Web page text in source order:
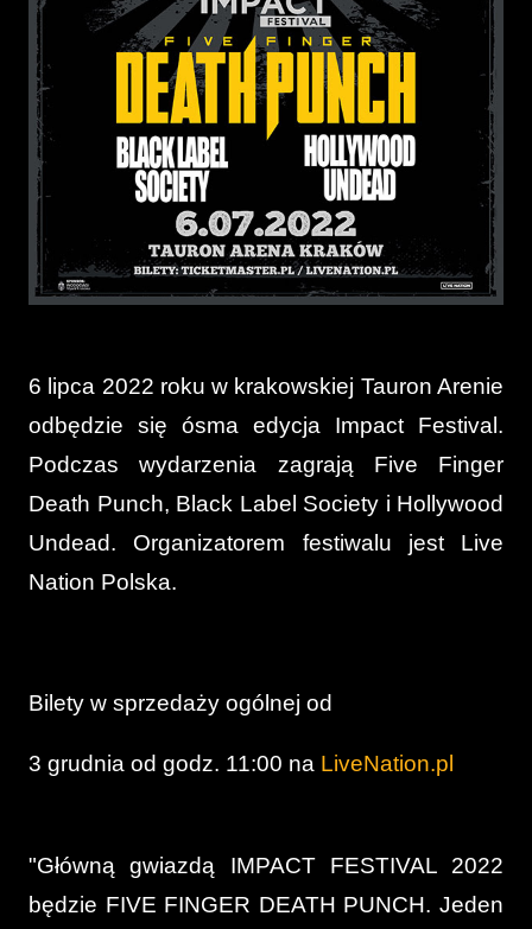
6 lipca 2022 roku w krakowskiej Tauron Arenie
odbędzie się ósma edycja Impact Festival.
Podczas wydarzenia zagrają Five Finger
Death Punch, Black Label Society i Hollywood
Undead. Organizatorem festiwalu jest Live
Nation Polska.
Bilety w sprzedaży ogólnej od
3 grudnia od godz. 11:00 na LiveNation.pl
"Główną gwiazdą IMPACT FESTIVAL 2022
będzie FIVE FINGER DEATH PUNCH. Jeden